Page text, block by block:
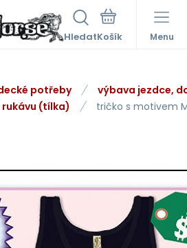
Hledat Menu
potřeby
výbava jezdce,
rukávu (tílka) tričko s motivem